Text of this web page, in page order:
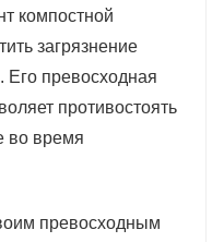
компостной
загрязнение
Его превосходная
противостоять
во время
превосходным